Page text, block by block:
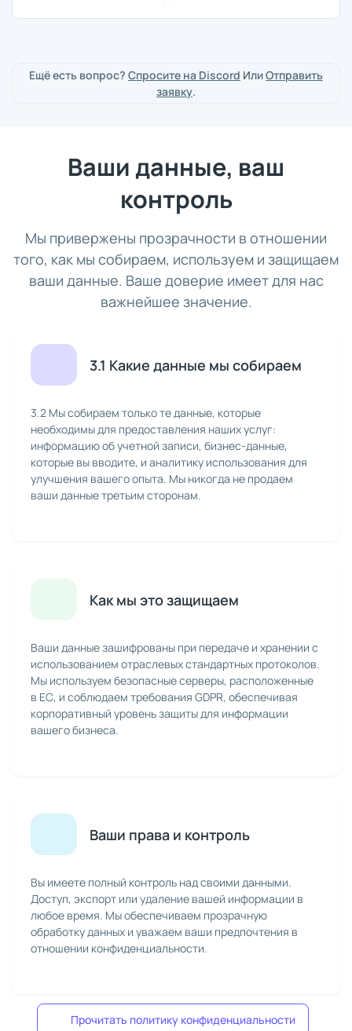
Ещё есть вопрос? Спросите на Discord ИлиОтправить
заявку.
Ваши данные, ваш
контроль
Мы привержены прозрачности в отношении
того, как мы собираем, используем и защищаем
ваши данные. Ваше доверие имеет для нас
важнейшее значение.
3.1 Какие данные мы собираем
3.2 Мы собираем только те данные, которые
необходимы для предоставления наших услуг:
информацию об учетной записи, бизнес-данные,
которые вы вводите, и аналитику использования для
улучшения вашего опыта. Мы никогда не продаем
ваши данные третьим сторонам.
Как мы это защищаем
Ваши данные зашифрованы при передаче и хранении с
использованием отраслевых стандартных протоколов.
Мы используем безопасные серверы, расположенные
в ЕС, и соблюдаем требования GDPR, обеспечивая
корпоративный уровень защиты для информации
вашего бизнеса.
Ваши права и контроль
Вы имеете полный контроль над своими данными.
Доступ, экспорт или удаление вашей информации в
любое время. Мы обеспечиваем прозрачную
обработку данных и уважаем ваши предпочтения в
отношении конфиденциальности.
Прочитать политику конфиденциальности